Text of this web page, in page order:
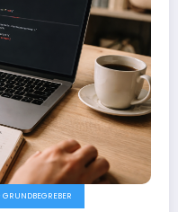
GRUNDBEGREBER